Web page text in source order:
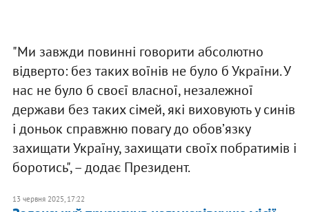
"Ми завжди повинні говорити абсолютно
відверто: без таких воїнів не було б України. У
нас не було б своєї власної, незалежної
держави без таких сімей, які виховують у синів
і доньок справжню повагу до обовʼязку
захищати Україну, захищати своїх побратимів і
боротись", – додає Президент.
13 червня 2025, 17:22